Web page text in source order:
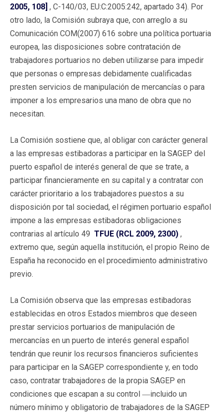
2005, 108] , C-140/03, EU:C:2005:242, apartado 34). Por
otro lado, la Comisión subraya que, con arreglo a su
Comunicación COM(2007) 616 sobre una política portuaria
europea, las disposiciones sobre contratación de
trabajadores portuarios no deben utilizarse para impedir
que personas o empresas debidamente cualificadas
presten servicios de manipulación de mercancías o para
imponer a los empresarios una mano de obra que no
necesitan.
La Comisión sostiene que, al obligar con carácter general
a las empresas estibadoras a participar en la SAGEP del
puerto español de interés general de que se trate, a
participar financieramente en su capital y a contratar con
carácter prioritario a los trabajadores puestos a su
disposición por tal sociedad, el régimen portuario español
impone a las empresas estibadoras obligaciones
contrarias al artículo 49 TFUE (RCL 2009, 2300) ,
extremo que, según aquella institución, el propio Reino de
España ha reconocido en el procedimiento administrativo
previo.
La Comisión observa que las empresas estibadoras
establecidas en otros Estados miembros que deseen
prestar servicios portuarios de manipulación de
mercancías en un puerto de interés general español
tendrán que reunir los recursos financieros suficientes
para participar en la SAGEP correspondiente y, en todo
caso, contratar trabajadores de la propia SAGEP en
condiciones que escapan a su control ―incluido un
número mínimo y obligatorio de trabajadores de la SAGEP